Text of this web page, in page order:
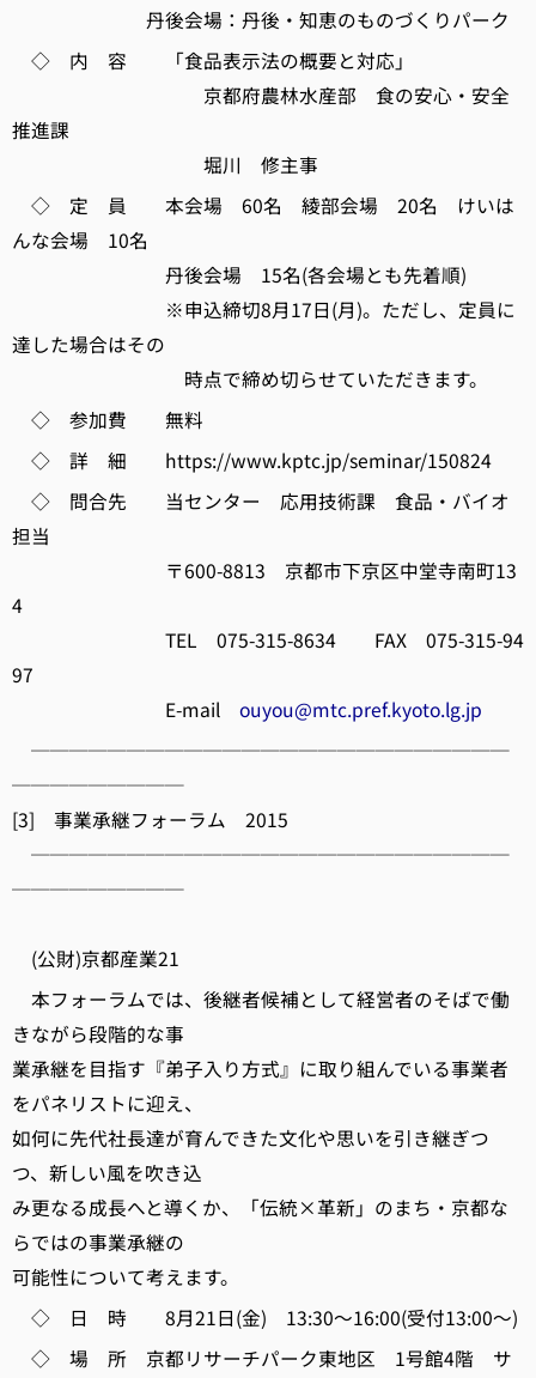
丹後会場：丹後・知恵のものづくりパーク
◇ 内 容 「食品表示法の概要と対応」
京都府農林水産部 食の安心・安全
推進課
堀川 修主事
◇ 定 員 本会場 60名 綾部会場 20名 けいは
んな会場 10名
丹後会場 15名(各会場とも先着順)
※申込締切8月17日(月)。ただし、定員に
達した場合はその
時点で締め切らせていただきます。
◇ 参加費 無料
◇ 詳 細 https://www.kptc.jp/seminar/150824
◇ 問合先 当センター 応用技術課 食品・バイオ
担当
〒600-8813 京都市下京区中堂寺南町13
4
TEL 075-315-8634 FAX 075-315-94
97
E-mail ouyou@mtc.pref.kyoto.lg.jp
─────────────────────────
─────────
[3] 事業承継フォーラム 2015
─────────────────────────
─────────
(公財)京都産業21
本フォーラムでは、後継者候補として経営者のそばで働
きながら段階的な事
業承継を目指す『弟子入り方式』に取り組んでいる事業者
をパネリストに迎え、
如何に先代社長達が育んできた文化や思いを引き継ぎつ
つ、新しい風を吹き込
み更なる成長へと導くか、「伝統×革新」のまち・京都な
らではの事業承継の
可能性について考えます。
◇ 日 時 8月21日(金) 13:30～16:00(受付13:00～)
◇ 場 所 京都リサーチパーク東地区 1号館4階 サ